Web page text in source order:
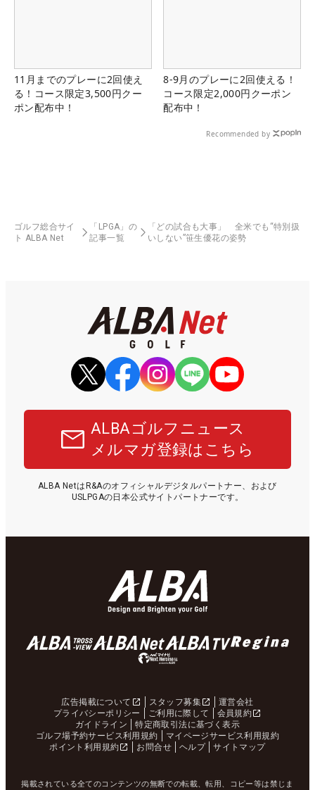
11月までのプレーに2回使え
る！コース限定3,500円クー
ポン配布中！
8-9月のプレーに2回使える！
コース限定2,000円クーポン
配布中！
Recommended by
ゴルフ総合サイ
ト ALBA Net
「LPGA」の
記事一覧
「どの試合も大事」 全米でも“特別扱
いしない”笹生優花の姿勢
ALBAゴルフニュース
メルマガ登録はこちら
ALBA NetはR&Aのオフィシャルデジタルパートナー、および
USLPGAの日本公式サイトパートナーです。
広告掲載について スタッフ募集
運営会社
プライバシーポリシー
ご利用に際して
会員規約
ガイドライン
特定商取引法に基づく表示
ゴルフ場予約サービス利用規約
マイページサービス利用規約
ポイント利用規約
お問合せ ヘルプ サイトマップ
掲載されている全てのコンテンツの無断での転載、転用、コピー等は禁じま